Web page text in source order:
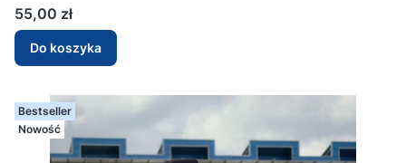
Cena
55,00 zł
Do koszyka
Bestseller
Nowość